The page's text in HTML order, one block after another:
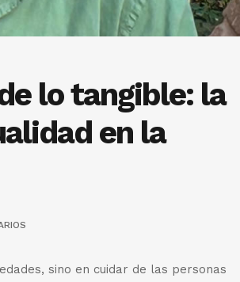
lo tangible: la
en la
sino en cuidar de las personas